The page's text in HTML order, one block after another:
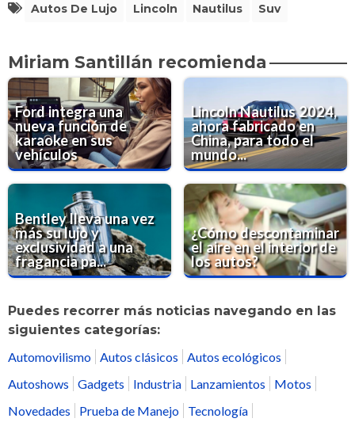
Autos De Lujo Lincoln Nautilus Suv
Miriam Santillán recomienda
Ford integra una
nueva función de
karaoke en sus
vehículos
Lincoln Nautilus 2024,
ahora fabricado en
China, para todo el
mundo...
Bentley lleva una vez
más su lujo y
exclusividad a una
fragancia pa...
¿Cómo descontaminar
el aire en el interior de
los autos?
Puedes recorrer más noticias navegando en las
siguientes categorías:
Automovilismo
Autos clásicos
Autos ecológicos
Autoshows
Gadgets Industria Lanzamientos
Motos
Novedades
Prueba de Manejo
Tecnología